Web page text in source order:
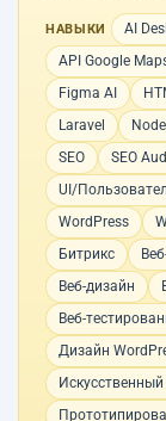
НАВЫКИ AI
API Google
Figma AI
Laravel
SEO
SEO
UI/
WordPress
Битрикс
Веб-дизайн
Веб-
Дизайн